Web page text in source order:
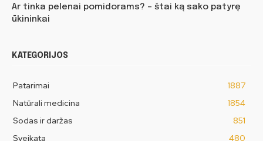
Ar tinka pelenai pomidorams? – štai ką sako patyrę
ūkininkai
KATEGORIJOS
Patarimai
1887
Natūrali medicina
1854
Sodas ir daržas
851
Sveikata
480